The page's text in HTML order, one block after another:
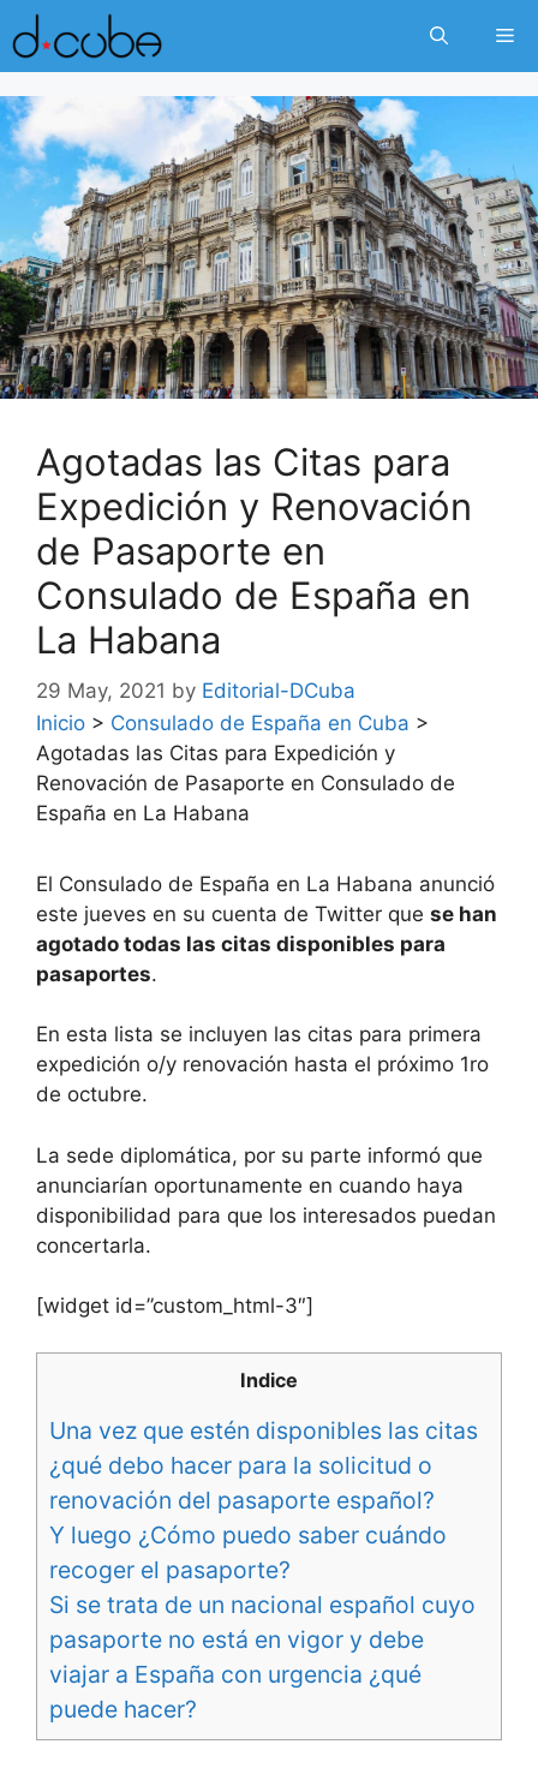
Skip
to
content
Agotadas las Citas para
Expedición y Renovación
de Pasaporte en
Consulado de España en
La Habana
29 May, 2021 by Editorial-DCuba
Inicio > Consulado de España en Cuba >
Agotadas las Citas para Expedición y
Renovación de Pasaporte en Consulado de
España en La Habana
El Consulado de España en La Habana anunció
este jueves en su cuenta de Twitter que se han
agotado todas las citas disponibles para
pasaportes.
En esta lista se incluyen las citas para primera
expedición o/y renovación hasta el próximo 1ro
de octubre.
La sede diplomática, por su parte informó que
anunciarían oportunamente en cuando haya
disponibilidad para que los interesados puedan
concertarla.
[widget id=”custom_html-3″]
Indice
Una vez que estén disponibles las citas
¿qué debo hacer para la solicitud o
renovación del pasaporte español?
Y luego ¿Cómo puedo saber cuándo
recoger el pasaporte?
Si se trata de un nacional español cuyo
pasaporte no está en vigor y debe
viajar a España con urgencia ¿qué
puede hacer?